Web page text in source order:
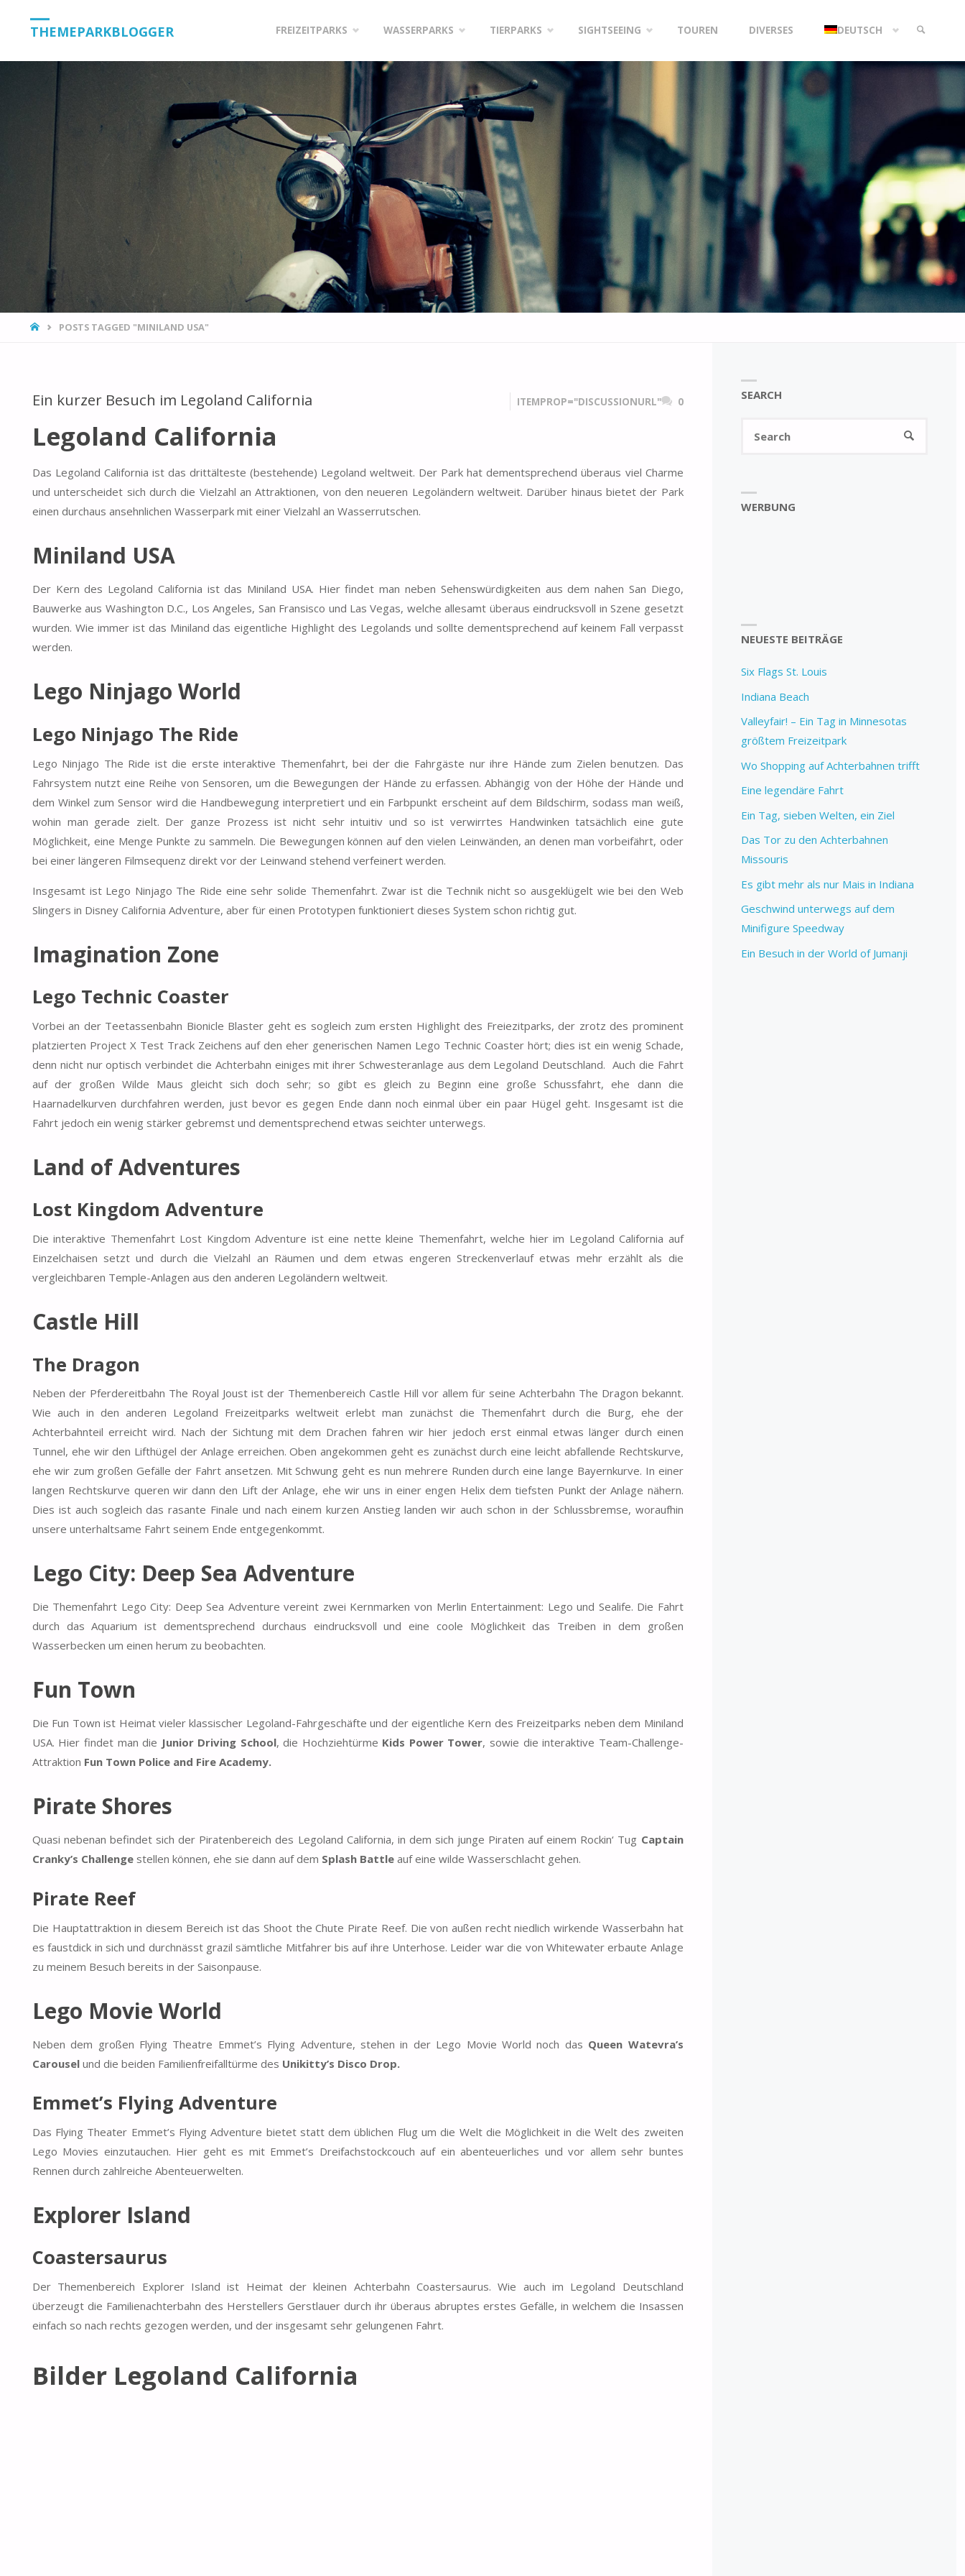
THEMEPARKBLOGGER
content
FREIZEITPARKS WASSERPARKS TIERPARKS SIGHTSEEING TOUREN DIVERSES DEUTSCH
HOMEPOSTS TAGGED "MINILAND USA"
Ein kurzer Besuch im Legoland California ITEMPROP="DISCUSSIONURL" 0
Legoland California
Das Legoland California ist das drittälteste (bestehende) Legoland weltweit. Der Park hat dementsprechend überaus viel Charme
und unterscheidet sich durch die Vielzahl an Attraktionen, von den neueren Legoländern weltweit. Darüber hinaus bietet der Park
einen durchaus ansehnlichen Wasserpark mit einer Vielzahl an Wasserrutschen.
Miniland USA
Der Kern des Legoland California ist das Miniland USA. Hier findet man neben Sehenswürdigkeiten aus dem nahen San Diego,
Bauwerke aus Washington D.C., Los Angeles, San Fransisco und Las Vegas, welche allesamt überaus eindrucksvoll in Szene gesetzt
wurden. Wie immer ist das Miniland das eigentliche Highlight des Legolands und sollte dementsprechend auf keinem Fall verpasst
werden.
Lego Ninjago World
Lego Ninjago The Ride
Lego Ninjago The Ride ist die erste interaktive Themenfahrt, bei der die Fahrgäste nur ihre Hände zum Zielen benutzen. Das
Fahrsystem nutzt eine Reihe von Sensoren, um die Bewegungen der Hände zu erfassen. Abhängig von der Höhe der Hände und
dem Winkel zum Sensor wird die Handbewegung interpretiert und ein Farbpunkt erscheint auf dem Bildschirm, sodass man weiß,
wohin man gerade zielt. Der ganze Prozess ist nicht sehr intuitiv und so ist verwirrtes Handwinken tatsächlich eine gute
Möglichkeit, eine Menge Punkte zu sammeln. Die Bewegungen können auf den vielen Leinwänden, an denen man vorbeifährt, oder
bei einer längeren Filmsequenz direkt vor der Leinwand stehend verfeinert werden.
Insgesamt ist Lego Ninjago The Ride eine sehr solide Themenfahrt. Zwar ist die Technik nicht so ausgeklügelt wie bei den Web
Slingers in Disney California Adventure, aber für einen Prototypen funktioniert dieses System schon richtig gut.
Imagination Zone
Lego Technic Coaster
Vorbei an der Teetassenbahn Bionicle Blaster geht es sogleich zum ersten Highlight des Freiezitparks, der zrotz des prominent
platzierten Project X Test Track Zeichens auf den eher generischen Namen Lego Technic Coaster hört; dies ist ein wenig Schade,
denn nicht nur optisch verbindet die Achterbahn einiges mit ihrer Schwesteranlage aus dem Legoland Deutschland. Auch die Fahrt
auf der großen Wilde Maus gleicht sich doch sehr; so gibt es gleich zu Beginn eine große Schussfahrt, ehe dann die
Haarnadelkurven durchfahren werden, just bevor es gegen Ende dann noch einmal über ein paar Hügel geht. Insgesamt ist die
Fahrt jedoch ein wenig stärker gebremst und dementsprechend etwas seichter unterwegs.
Land of Adventures
Lost Kingdom Adventure
Die interaktive Themenfahrt Lost Kingdom Adventure ist eine nette kleine Themenfahrt, welche hier im Legoland California auf
Einzelchaisen setzt und durch die Vielzahl an Räumen und dem etwas engeren Streckenverlauf etwas mehr erzählt als die
vergleichbaren Temple-Anlagen aus den anderen Legoländern weltweit.
Castle Hill
The Dragon
Neben der Pferdereitbahn The Royal Joust ist der Themenbereich Castle Hill vor allem für seine Achterbahn The Dragon bekannt.
Wie auch in den anderen Legoland Freizeitparks weltweit erlebt man zunächst die Themenfahrt durch die Burg, ehe der
Achterbahnteil erreicht wird. Nach der Sichtung mit dem Drachen fahren wir hier jedoch erst einmal etwas länger durch einen
Tunnel, ehe wir den Lifthügel der Anlage erreichen. Oben angekommen geht es zunächst durch eine leicht abfallende Rechtskurve,
ehe wir zum großen Gefälle der Fahrt ansetzen. Mit Schwung geht es nun mehrere Runden durch eine lange Bayernkurve. In einer
langen Rechtskurve queren wir dann den Lift der Anlage, ehe wir uns in einer engen Helix dem tiefsten Punkt der Anlage nähern.
Dies ist auch sogleich das rasante Finale und nach einem kurzen Anstieg landen wir auch schon in der Schlussbremse, woraufhin
unsere unterhaltsame Fahrt seinem Ende entgegenkommt.
Lego City: Deep Sea Adventure
Die Themenfahrt Lego City: Deep Sea Adventure vereint zwei Kernmarken von Merlin Entertainment: Lego und Sealife. Die Fahrt
durch das Aquarium ist dementsprechend durchaus eindrucksvoll und eine coole Möglichkeit das Treiben in dem großen
Wasserbecken um einen herum zu beobachten.
Fun Town
Die Fun Town ist Heimat vieler klassischer Legoland-Fahrgeschäfte und der eigentliche Kern des Freizeitparks neben dem Miniland
USA. Hier findet man die Junior Driving School, die Hochziehtürme Kids Power Tower, sowie die interaktive Team-Challenge-
Attraktion Fun Town Police and Fire Academy.
Pirate Shores
Quasi nebenan befindet sich der Piratenbereich des Legoland California, in dem sich junge Piraten auf einem Rockin‘ Tug Captain
Cranky’s Challengestellen können, ehe sie dann auf dem Splash Battleauf eine wilde Wasserschlacht gehen.
Pirate Reef
Die Hauptattraktion in diesem Bereich ist das Shoot the Chute Pirate Reef. Die von außen recht niedlich wirkende Wasserbahn hat
es faustdick in sich und durchnässt grazil sämtliche Mitfahrer bis auf ihre Unterhose. Leider war die von Whitewater erbaute Anlage
zu meinem Besuch bereits in der Saisonpause.
Lego Movie World
Neben dem großen Flying Theatre Emmet’s Flying Adventure, stehen in der Lego Movie World noch das Queen Watevra’s
Carouselund die beiden Familienfreifalltürme des Unikitty’s Disco Drop.
Emmet’s Flying Adventure
Das Flying Theater Emmet’s Flying Adventure bietet statt dem üblichen Flug um die Welt die Möglichkeit in die Welt des zweiten
Lego Movies einzutauchen. Hier geht es mit Emmet’s Dreifachstockcouch auf ein abenteuerliches und vor allem sehr buntes
Rennen durch zahlreiche Abenteuerwelten.
Explorer Island
Coastersaurus
Der Themenbereich Explorer Island ist Heimat der kleinen Achterbahn Coastersaurus. Wie auch im Legoland Deutschland
überzeugt die Familienachterbahn des Herstellers Gerstlauer durch ihr überaus abruptes erstes Gefälle, in welchem die Insassen
einfach so nach rechts gezogen werden, und der insgesamt sehr gelungenen Fahrt.
Bilder Legoland California
SEARCH
SEARCH
WERBUNG
NEUESTE BEITRÄGE
Six Flags St. Louis
Indiana Beach
Valleyfair! – Ein Tag in Minnesotas
größtem Freizeitpark
Wo Shopping auf Achterbahnen trifft
Eine legendäre Fahrt
Ein Tag, sieben Welten, ein Ziel
Das Tor zu den Achterbahnen
Missouris
Es gibt mehr als nur Mais in Indiana
Geschwind unterwegs auf dem
Minifigure Speedway
Ein Besuch in der World of Jumanji